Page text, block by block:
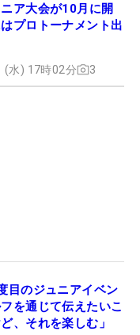
ア大会が10月に開
プロトーナメント出
(水) 17時02分 3
目のジュニアイベン
を通じて伝えたいこ
、それを楽しむ」